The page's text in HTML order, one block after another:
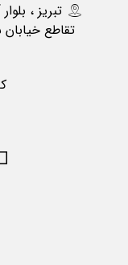
تبریز ،
تقاطع